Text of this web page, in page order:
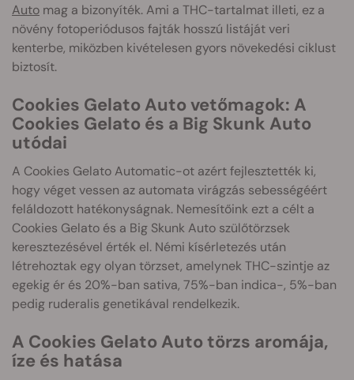
Auto mag a bizonyíték. Ami a THC-tartalmat illeti, ez a
növény fotoperiódusos fajták hosszú listáját veri
kenterbe, miközben kivételesen gyors növekedési ciklust
biztosít.
Cookies Gelato Auto vetőmagok: A
Cookies Gelato és a Big Skunk Auto
utódai
A Cookies Gelato Automatic-ot azért fejlesztették ki,
hogy véget vessen az automata virágzás sebességéért
feláldozott hatékonyságnak. Nemesítőink ezt a célt a
Cookies Gelato és a Big Skunk Auto szülőtörzsek
keresztezésével érték el. Némi kísérletezés után
létrehoztak egy olyan törzset, amelynek THC-szintje az
egekig ér és 20%-ban sativa, 75%-ban indica-, 5%-ban
pedig ruderalis genetikával rendelkezik.
A Cookies Gelato Auto törzs aromája,
íze és hatása